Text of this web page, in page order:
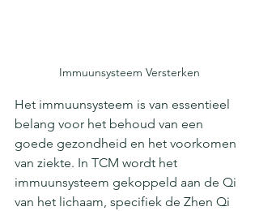
Immuunsysteem Versterken
Het immuunsysteem is van essentieel
belang voor het behoud van een
goede gezondheid en het voorkomen
van ziekte. In TCM wordt het
immuunsysteem gekoppeld aan de Qi
van het lichaam, specifiek de Zhen Qi